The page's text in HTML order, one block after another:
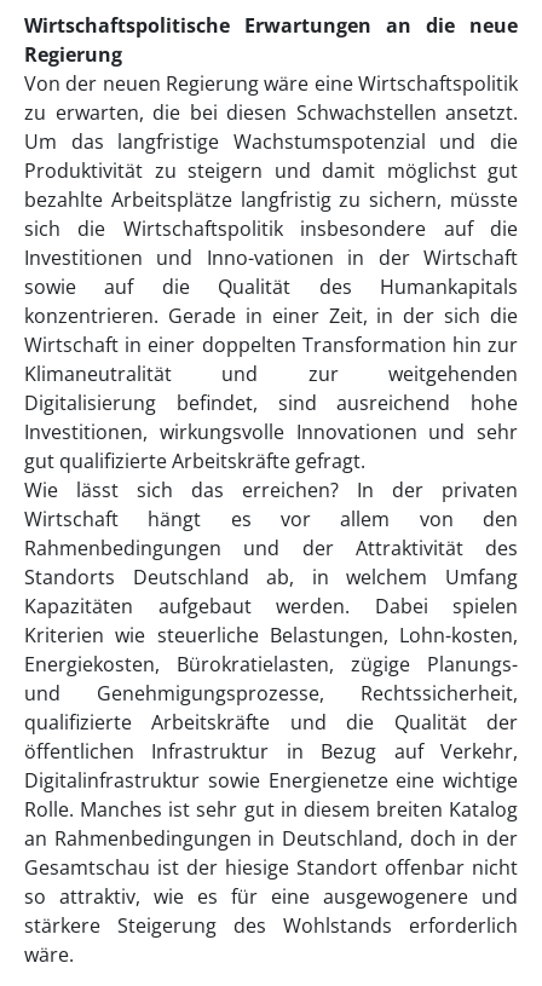
Wirtschaftspolitische Erwartungen an die neue
Regierung
Von der neuen Regierung wäre eine Wirtschaftspolitik
zu erwarten, die bei diesen Schwachstellen ansetzt.
Um das langfristige Wachstumspotenzial und die
Produktivität zu steigern und damit möglichst gut
bezahlte Arbeitsplätze langfristig zu sichern, müsste
sich die Wirtschaftspolitik insbesondere auf die
Investitionen und Inno-vationen in der Wirtschaft
sowie auf die Qualität des Humankapitals
konzentrieren. Gerade in einer Zeit, in der sich die
Wirtschaft in einer doppelten Transformation hin zur
Klimaneutralität und zur weitgehenden
Digitalisierung befindet, sind ausreichend hohe
Investitionen, wirkungsvolle Innovationen und sehr
gut qualifizierte Arbeitskräfte gefragt.
Wie lässt sich das erreichen? In der privaten
Wirtschaft hängt es vor allem von den
Rahmenbedingungen und der Attraktivität des
Standorts Deutschland ab, in welchem Umfang
Kapazitäten aufgebaut werden. Dabei spielen
Kriterien wie steuerliche Belastungen, Lohn-kosten,
Energiekosten, Bürokratielasten, zügige Planungs-
und Genehmigungsprozesse, Rechtssicherheit,
qualifizierte Arbeitskräfte und die Qualität der
öffentlichen Infrastruktur in Bezug auf Verkehr,
Digitalinfrastruktur sowie Energienetze eine wichtige
Rolle. Manches ist sehr gut in diesem breiten Katalog
an Rahmenbedingungen in Deutschland, doch in der
Gesamtschau ist der hiesige Standort offenbar nicht
so attraktiv, wie es für eine ausgewogenere und
stärkere Steigerung des Wohlstands erforderlich
wäre.